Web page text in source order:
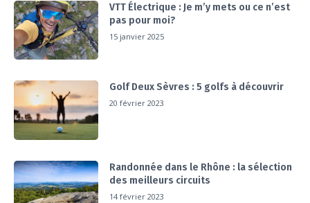
VTT Électrique : Je m’y mets ou ce n’est
pas pour moi?
15 janvier 2025
Golf Deux Sèvres : 5 golfs à découvrir
20 février 2023
Randonnée dans le Rhône : la sélection
des meilleurs circuits
14 février 2023